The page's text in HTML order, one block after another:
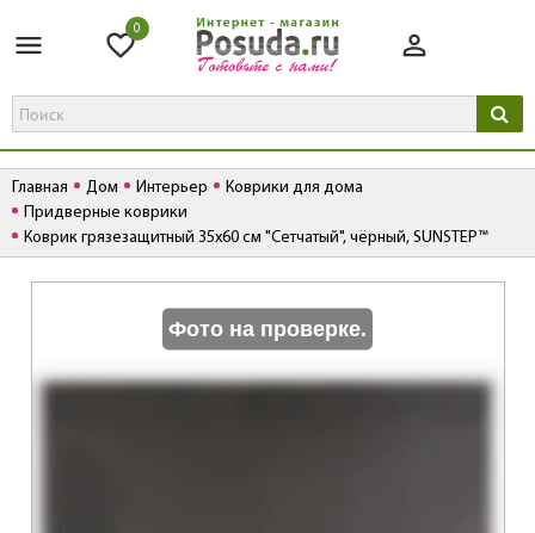
0
Главная Дом Интерьер
Коврики для дома
Придверные коврики
Коврик грязезащитный 35х60 см "Сетчатый", чёрный, SUNSTEP™
Фото на проверке.